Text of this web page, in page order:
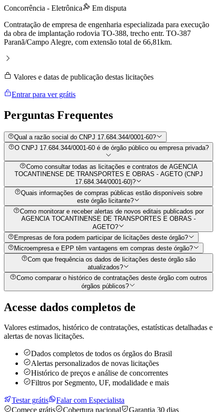
Concorrência - Eletrônica
Em disputa
Contratação de empresa de engenharia especializada para execução
da obra de implantação rodovia TO-388, trecho entr. TO-387
Paranã/Campo Alegre, com extensão total de 66,81km.
Valores e datas de publicação destas licitações
Entrar para ver grátis
Perguntas Frequentes
Qual a razão social do CNPJ 17.684.344/0001-60?
O CNPJ 17.684.344/0001-60 é de órgão público ou empresa privada?
Como consultar todas as licitações e contratos de AGENCIA
TOCANTINENSE DE TRANSPORTES E OBRAS - AGETO (CNPJ
17.684.344/0001-60)?
Quais informações de compras públicas estão disponíveis sobre
este órgão licitante?
Como monitorar e receber alertas de novos editais publicados por
AGENCIA TOCANTINENSE DE TRANSPORTES E OBRAS -
AGETO?
Empresas de fora podem participar de licitações deste órgão?
Microempresa e EPP têm vantagens em compras deste órgão?
Com que frequência os dados de licitações deste órgão são
atualizados?
Como comparar o histórico de contratações deste órgão com outros
órgãos públicos?
Acesse dados completos de
Valores estimados, histórico de contratações, estatísticas detalhadas e
alertas de novas licitações.
Dados completos de todos os órgãos do Brasil
Alertas personalizados de novas licitações
Histórico de preços e análise de concorrentes
Filtros por Segmento, UF, modalidade e mais
Testar grátis
Falar com Especialista
Comece grátis
Cobertura nacional Garantia 30 dias